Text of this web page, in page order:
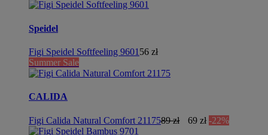
Speidel
Figi Speidel Softfeeling 9601 56 zł
Summer Sale
CALIDA
Figi Calida Natural Comfort 2117589 zł 69 zł -22%